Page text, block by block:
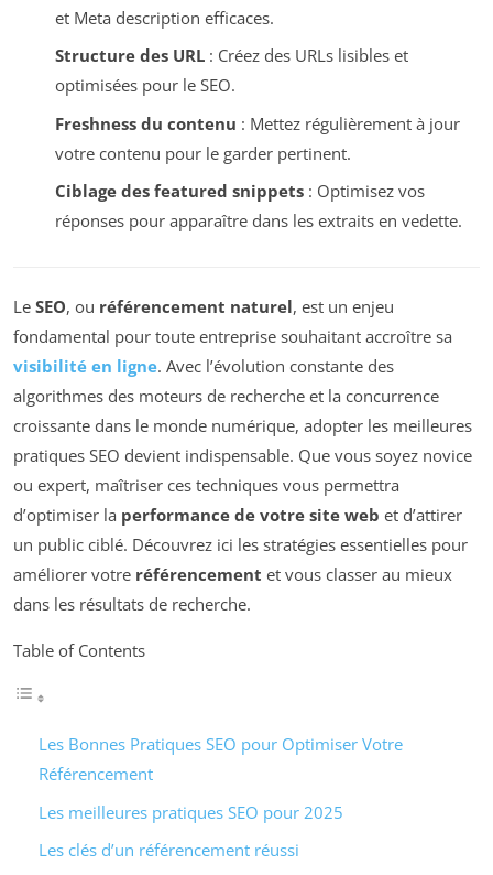
et Meta description efficaces.
Structure des URL: Créez des URLs lisibles et
optimisées pour le SEO.
Freshness du contenu : Mettez régulièrement à jour
votre contenu pour le garder pertinent.
Ciblage des featured snippets: Optimisez vos
réponses pour apparaître dans les extraits en vedette.
Le SEO, ou référencement naturel, est un enjeu
fondamental pour toute entreprise souhaitant accroître sa
visibilité en ligne. Avec l’évolution constante des
algorithmes des moteurs de recherche et la concurrence
croissante dans le monde numérique, adopter les meilleures
pratiques SEO devient indispensable. Que vous soyez novice
ou expert, maîtriser ces techniques vous permettra
d’optimiser la performance de votre site web et d’attirer
un public ciblé. Découvrez ici les stratégies essentielles pour
améliorer votre référencement et vous classer au mieux
dans les résultats de recherche.
Table of Contents
Les Bonnes Pratiques SEO pour Optimiser Votre
Référencement
Les meilleures pratiques SEO pour 2025
Les clés d’un référencement réussi